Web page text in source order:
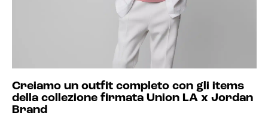
Creiamo un outfit completo con gli items
della collezione firmata Union LA x Jordan
Brand